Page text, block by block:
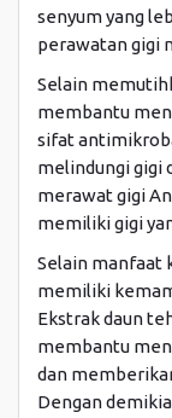
senyum yang
perawatan gigi
Selain
membantu
sifat
melindungi gigi
merawat gigi
memiliki gigi
Selain manfaat
memiliki
Ekstrak daun
membantu
dan
Dengan